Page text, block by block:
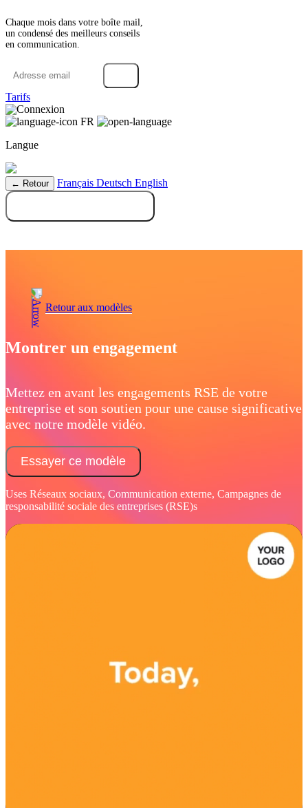
Chaque mois dans votre boîte mail,
un condensé des meilleurs conseils
en communication.
Tarifs
Connexion
FR
Langue
← Retour Français Deutsch English
Retour aux modèles
Montrer un engagement
Mettez en avant les engagements RSE de votre
entreprise et son soutien pour une cause significative
avec notre modèle vidéo.
Essayer ce modèle
Uses Réseaux sociaux, Communication externe, Campagnes de
responsabilité sociale des entreprises (RSE)s